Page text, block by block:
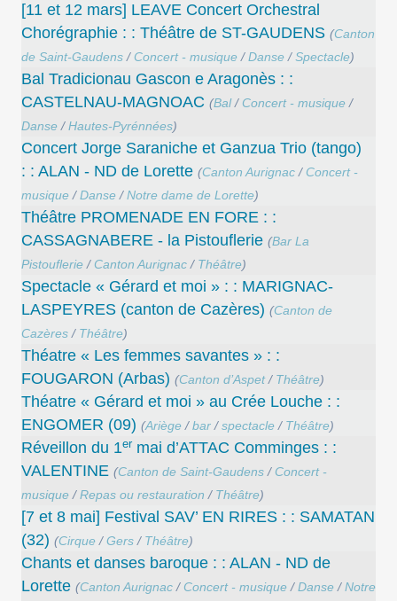
[11 et 12 mars] LEAVE Concert Orchestral
Chorégraphie : : Théâtre de ST-GAUDENS (Canton
de Saint-Gaudens/ Concert - musique/Danse/Spectacle)
Bal Tradicionau Gascon e Aragonès : :
CASTELNAU-MAGNOAC (Bal/ Concert - musique/
Danse/Hautes-Pyrénnées)
Concert Jorge Saraniche et Ganzua Trio (tango)
: : ALAN - ND de Lorette (Canton Aurignac/ Concert -
musique/Danse/Notre dame de Lorette)
Théâtre PROMENADE EN FORE : :
CASSAGNABERE - la Pistouflerie (Bar La
Pistouflerie/ Canton Aurignac/ Théâtre)
Spectacle « Gérard et moi » : : MARIGNAC-
LASPEYRES (canton de Cazères) (Canton de
Cazères/ Théâtre)
Théatre « Les femmes savantes » : :
FOUGARON (Arbas) (Canton d’Aspet/ Théâtre)
Théatre « Gérard et moi » au Crée Louche : :
ENGOMER (09) (Ariège/bar/spectacle/ Théâtre)
Réveillon du 1ermai d’ATTAC Comminges : :
VALENTINE (Canton de Saint-Gaudens/ Concert -
musique/Repas ou restauration / Théâtre)
[7 et 8 mai] Festival SAV’ EN RIRES : : SAMATAN
(32) (Cirque/Gers/ Théâtre)
Chants et danses baroque : : ALAN - ND de
Lorette (Canton Aurignac/ Concert - musique/Danse/Notre